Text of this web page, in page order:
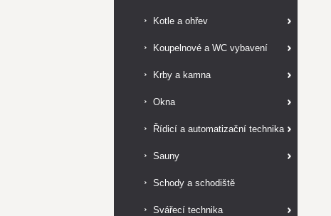
Kotle a ohřev
Koupelnové a WC vybavení
Krby a kamna
Okna
Řídicí a automatizační technika
Sauny
Schody a schodiště
Svářecí technika